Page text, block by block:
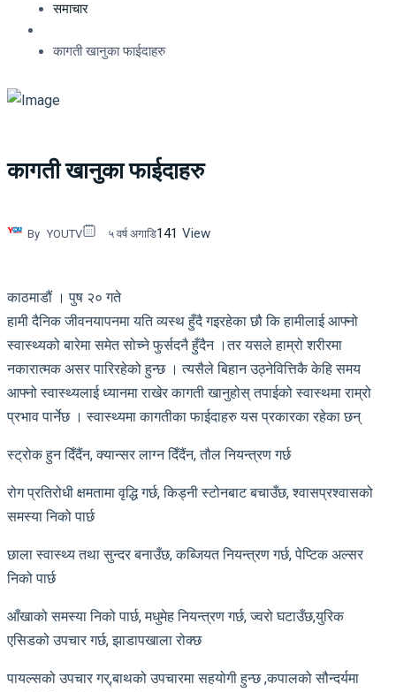
समाचार
कागती खानुका फाईदाहरु
कागती खानुका फाईदाहरु
By YOUTV ५ वर्ष अगाडि141 View
काठमाडौं । पुष २० गते
हामी दैनिक जीवनयापनमा यति व्यस्थ हुँदै गइरहेका छौ कि हामीलाई आफ्नो
स्वास्थ्यको बारेमा समेत सोच्ने फुर्सदनै हुँदैन ।तर यसले हाम्रो शरीरमा
नकारात्मक असर पारिरहेको हुन्छ । त्यसैले बिहान उठ्नेवित्तिकै केहि समय
आफ्नो स्वास्थ्यलाई ध्यानमा राखेर कागती खानुहोस् तपाईको स्वास्थमा राम्रो
प्रभाव पार्नेछ । स्वास्थ्यमा कागतीका फाईदाहरु यस प्रकारका रहेका छन्
स्ट्रोक हुन दिँदैंन, क्यान्सर लाग्न दिँदैंन, तौल नियन्त्रण गर्छ
रोग प्रतिरोधी क्षमतामा वृद्धि गर्छ, किड्नी स्टोनबाट बचाउँछ, श्वासप्रश्वासको
समस्या निको पार्छ
छाला स्वास्थ्य तथा सुन्दर बनाउँछ, कब्जियत नियन्त्रण गर्छ, पेप्टिक अल्सर
निको पार्छ
आँखाको समस्या निको पार्छ, मधुमेह नियन्त्रण गर्छ, ज्वरो घटाउँछ,युरिक
एसिडको उपचार गर्छ, झाडापखाला रोक्छ
पायल्सको उपचार गर्,बाथको उपचारमा सहयोगी हुन्छ ,कपालको सौन्दर्यमा